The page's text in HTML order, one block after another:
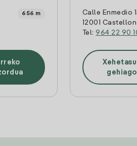
656 m
Calle Enmedio
12001
Tel:964 22 90
gehiago